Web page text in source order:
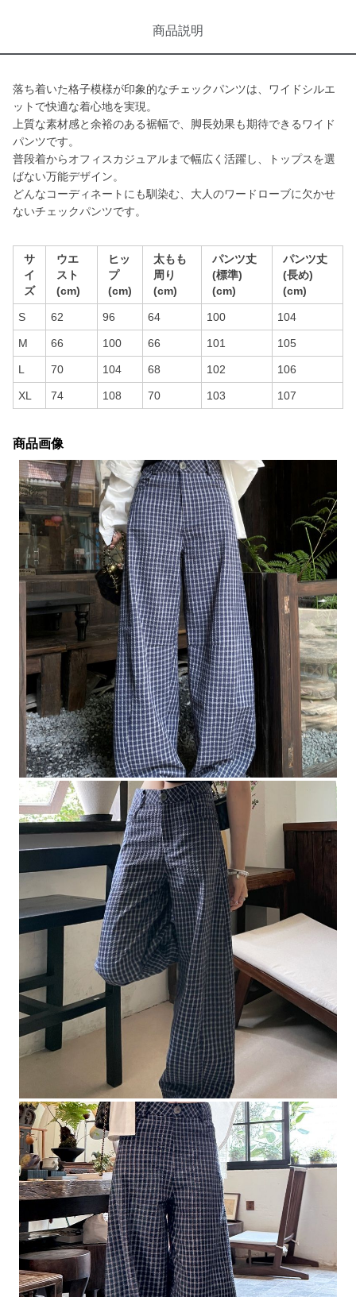
商品説明
落ち着いた格子模様が印象的なチェックパンツは、ワイドシルエ
ットで快適な着心地を実現。
上質な素材感と余裕のある裾幅で、脚長効果も期待できるワイド
パンツです。
普段着からオフィスカジュアルまで幅広く活躍し、トップスを選
ばない万能デザイン。
どんなコーディネートにも馴染む、大人のワードローブに欠かせ
ないチェックパンツです。
サ
イ
ズ
ウエ
スト
(cm)
ヒッ
プ
(cm)
太もも
周り
(cm)
パンツ丈
(標準)
(cm)
パンツ丈
(長め)
(cm)
S 62 96 64 100 104
M 66 100 66 101 105
L 70 104 68 102 106
XL 74 108 70 103 107
商品画像